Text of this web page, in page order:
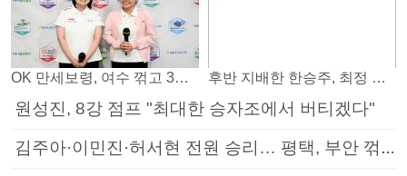
OK 만세보령, 여수 꺾고 3연패 탈출 후반 지배한 한승주, 최정 꺾고 8강 진출
원성진, 8강 점프 "최대한 승자조에서 버티겠다"
김주아·이민진·허서현 전원 승리… 평택, 부안 꺾고 5연승